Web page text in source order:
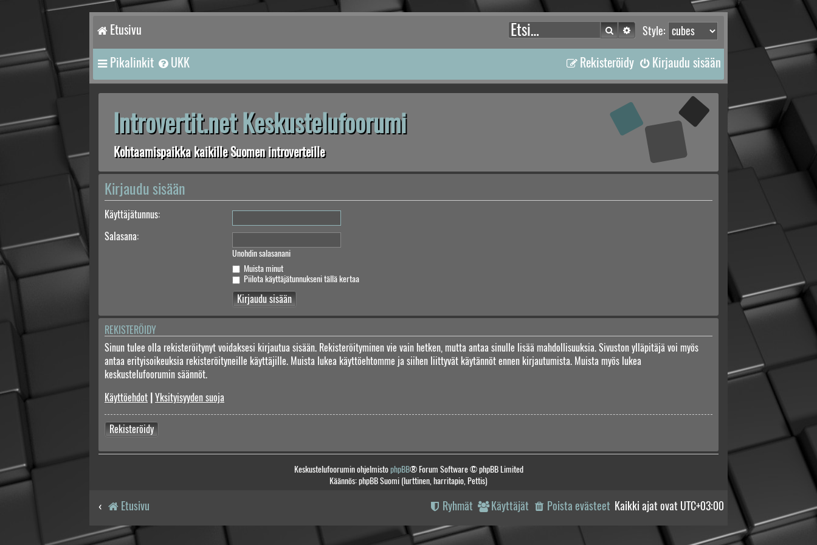
Etusivu Style:
Etsi Tarkennettu haku
Pikalinkit UKK Kirjaudu sisään
Rekisteröidy
Introvertit.net Keskustelufoorumi
Kohtaamispaikka kaikille Suomen introverteille
Kirjaudu sisään
Käyttäjätunnus:
Salasana:
Unohdin salasanani
Muista minut
Piilota käyttäjätunnukseni tällä kertaa
REKISTERÖIDY
Sinun tulee olla rekisteröitynyt voidaksesi kirjautua sisään. Rekisteröityminen vie vain hetken, mutta antaa sinulle lisää mahdollisuuksia. Sivuston ylläpitäjä voi myös
antaa erityisoikeuksia rekisteröityneille käyttäjille. Muista lukea käyttöehtomme ja siihen liittyvät käytännöt ennen kirjautumista. Muista myös lukea
keskustelufoorumin säännöt.
Käyttöehdot | Yksityisyyden suoja
Rekisteröidy
Keskustelufoorumin ohjelmistophpBB® Forum Software © phpBB Limited
Käännös: phpBB Suomi (lurttinen, harritapio, Pettis)
Etusivu Kaikki ajat ovat UTC+03:00
Poista evästeet
Käyttäjät
Ryhmät